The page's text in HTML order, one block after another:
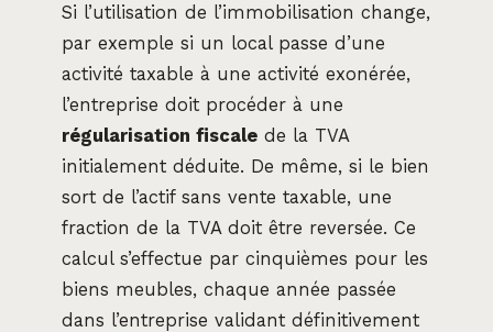
Si l’utilisation de l’immobilisation change,
par exemple si un local passe d’une
activité taxable à une activité exonérée,
l’entreprise doit procéder à une
régularisation fiscale de la TVA
initialement déduite. De même, si le bien
sort de l’actif sans vente taxable, une
fraction de la TVA doit être reversée. Ce
calcul s’effectue par cinquièmes pour les
biens meubles, chaque année passée
dans l’entreprise validant définitivement